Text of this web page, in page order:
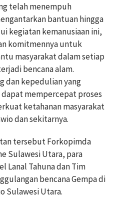
telah menempuh
bantuan hingga
kegiatan kemanusiaan ini,
komitmennya untuk
masyarakat dalam setiap
bencana alam.
dan kepedulian yang
mempercepat proses
ketahanan masyarakat
dan sekitarnya.
tersebut Forkopimda
Sulawesi Utara, para
Lanal Tahuna dan Tim
bencana Gempa di
Sulawesi Utara.